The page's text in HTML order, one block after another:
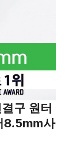
구 원터
8.5mm사